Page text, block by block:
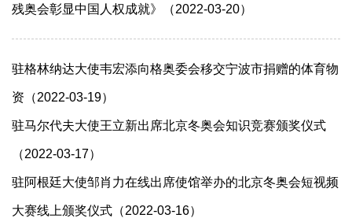
残奥会彰显中国人权成就》（2022-03-20）
驻格林纳达大使韦宏添向格奥委会移交宁波市捐赠的体育物
资（2022-03-19）
驻马尔代夫大使王立新出席北京冬奥会知识竞赛颁奖仪式
（2022-03-17）
驻阿根廷大使邹肖力在线出席使馆举办的北京冬奥会短视频
大赛线上颁奖仪式（2022-03-16）